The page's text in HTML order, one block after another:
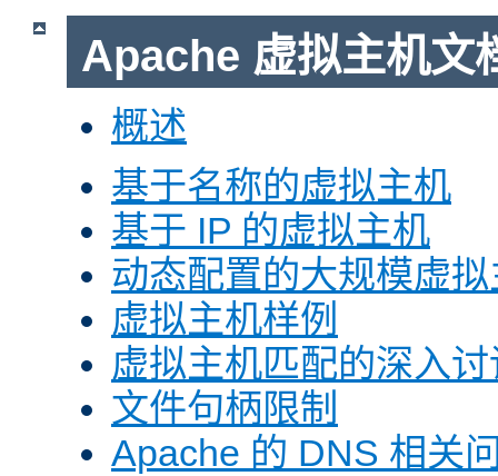
Apache 虚拟主机文
概述
基于名称的虚拟主机
基于 IP 的虚拟主机
动态配置的大规模虚
虚拟主机样例
虚拟主机匹配的深入讨
文件句柄限制
Apache 的 DNS 相关